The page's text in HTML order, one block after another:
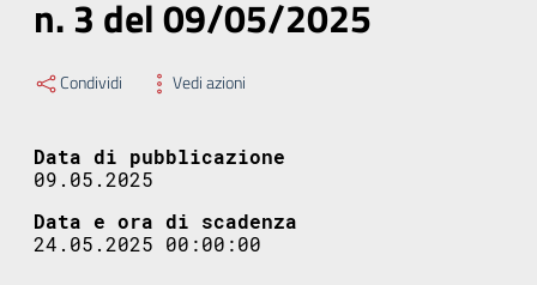
n. 3 del 09/05/2025
Condividi Vedi azioni
Data di pubblicazione
09.05.2025
Data e ora di scadenza
24.05.2025 00:00:00